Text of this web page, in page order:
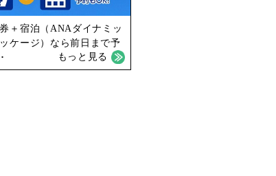
＋宿泊（ANAダイナミッ
ケージ）なら前日まで予
もっと見る